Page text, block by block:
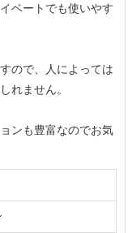
ベートでも使いやす
ので、人によっては
れません。
ンも豊富なのでお気